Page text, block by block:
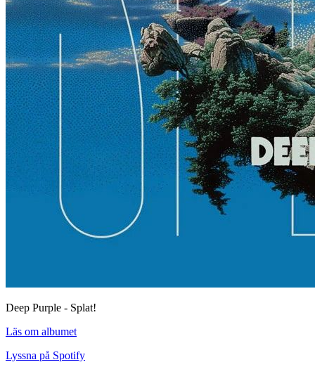
Deep Purple - Splat!
Läs om albumet
Lyssna på Spotify